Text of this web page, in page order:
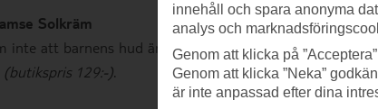
Solkräm
inte att barnens hud är känsligare. Bamses solkräm har
(butikspris 129:-).
innehåll och spara anonyma
analys och
Genom att klicka på
Genom att klicka ”Neka”
är inte anpassad efter dina